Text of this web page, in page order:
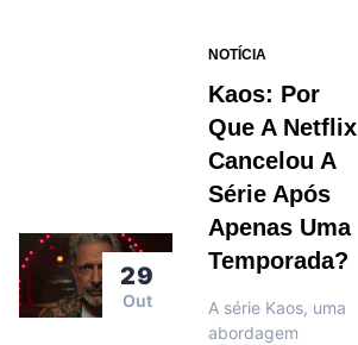
29
Out
NOTÍCIA
Kaos: Por
Que A Netflix
Cancelou A
Série Após
Apenas Uma
Temporada?
A série Kaos, uma
abordagem